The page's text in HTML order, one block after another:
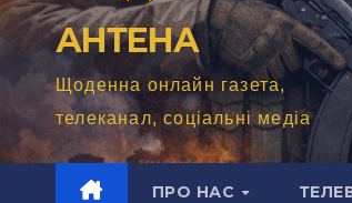
АНТЕНА
Щоденна онлайн газета,
телеканал, соціальні медіа
ПРО НАС